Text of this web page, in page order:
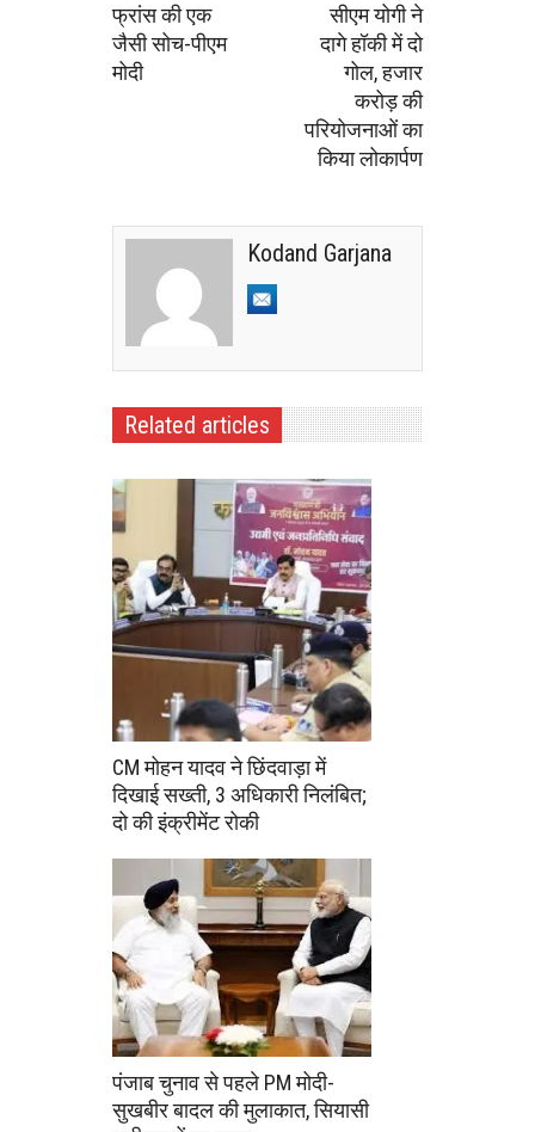
फ्रांस की एक
जैसी सोच-पीएम
मोदी
सीएम योगी ने
दागे हॉकी में दो
गोल, हजार
करोड़ की
परियोजनाओं का
किया लोकार्पण
Kodand Garjana
Related articles
CM मोहन यादव ने छिंदवाड़ा में
दिखाई सख्ती, 3 अधिकारी निलंबित;
दो की इंक्रीमेंट रोकी
पंजाब चुनाव से पहले PM मोदी-
सुखबीर बादल की मुलाकात, सियासी